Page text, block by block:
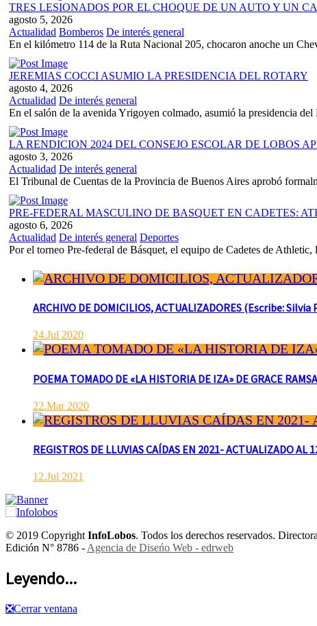
TRES LESIONADOS POR EL CHOQUE DE UN AUTO Y UN
agosto 5, 2026
Actualidad Bomberos De interés general
En el kilómetro 114 de la Ruta Nacional 205, chocaron anoche un
JEREMIAS COCCI ASUMIO LA PRESIDENCIA DEL ROTARY
agosto 4, 2026
Actualidad De interés general
En el salón de la avenida Yrigoyen colmado, asumió la presidencia
LA RENDICION 2024 DEL CONSEJO ESCOLAR DE LOBOS
agosto 3, 2026
Actualidad De interés general
El Tribunal de Cuentas de la Provincia de Buenos Aires aprobó
PRE-FEDERAL MASCULINO DE BASQUET EN CADETES:
agosto 6, 2026
Actualidad De interés general Deportes
Por el torneo Pre-federal de Básquet, el equipo de Cadetes de
ARCHIVO DE DOMICILIOS, ACTUALIZADORES (Escribe:
24.Jul 2020
POEMA TOMADO DE «LA HISTORIA DE IZA» DE GRACE
22.Mar 2020
REGISTROS DE LLUVIAS CAÍDAS EN 2021- ACTUALIZADO AL
12.Jul 2021
© 2019 CopyrightInfoLobos. Todos los derechos reservados.
Edición N° 8786 -Agencia de Diseńo Web - edrweb
Leyendo...
❎Cerrar ventana